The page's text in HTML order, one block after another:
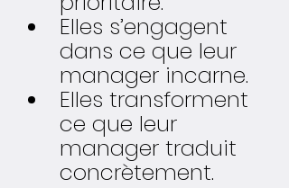
Elles s’engagent
dans ce que leur
manager incarne.
Elles transforment
ce que leur
manager traduit
concrètement.